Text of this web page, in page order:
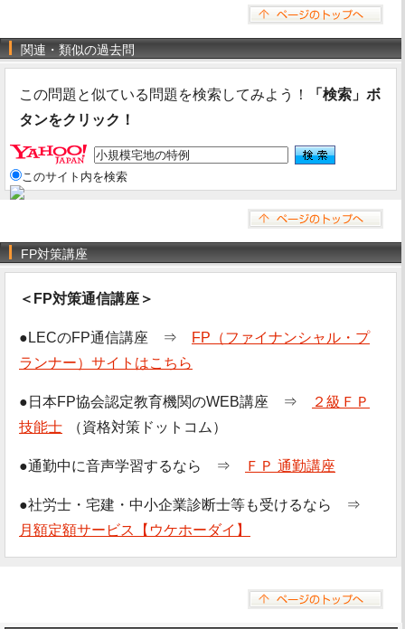
関連・類似の過去問
この問題と似ている問題を検索してみよう！
「検索」ボ
タンをクリック！
このサイト内を検索
FP対策講座
＜FP対策通信講座＞
●LECのFP通信講座 ⇒
FP（ファイナンシャル・プ
ランナー）サイトはこちら
●日本FP協会認定教育機関のWEB講座 ⇒
２級ＦＰ
技能士
（資格対策ドットコム）
●通勤中に音声学習するなら ⇒ ＦＰ 通勤講座
●社労士・宅建・中小企業診断士等も受けるなら ⇒
月額定額サービス【ウケホーダイ】